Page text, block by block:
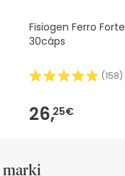
Fisiogen Ferro Forte
30cáps
(158)
26,25€